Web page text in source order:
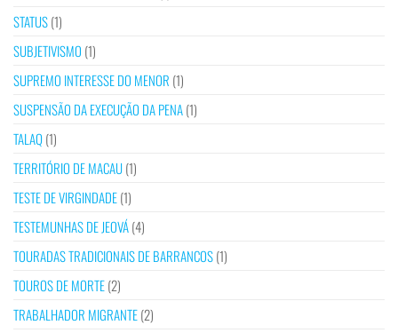
STATUS(1)
SUBJETIVISMO (1)
SUPREMO INTERESSE DO MENOR (1)
SUSPENSÃO DA EXECUÇÃO DA PENA(1)
TALAQ(1)
TERRITÓRIO DE MACAU(1)
TESTE DE VIRGINDADE(1)
TESTEMUNHAS DE JEOVÁ(4)
TOURADAS TRADICIONAIS DE BARRANCOS(1)
TOUROS DE MORTE(2)
TRABALHADOR MIGRANTE(2)